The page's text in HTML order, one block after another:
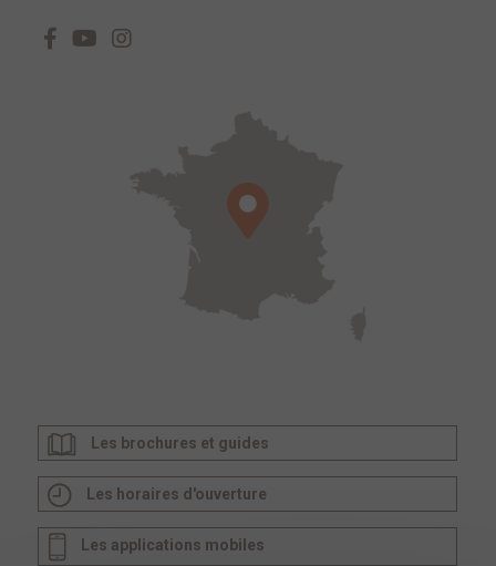
Les brochures et guides
Les horaires d'ouverture
Les applications mobiles